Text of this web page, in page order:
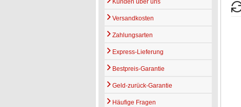
Kunden über uns
Versandkosten
Zahlungsarten
Express-Lieferung
Bestpreis-Garantie
Geld-zurück-Garantie
Häufige Fragen